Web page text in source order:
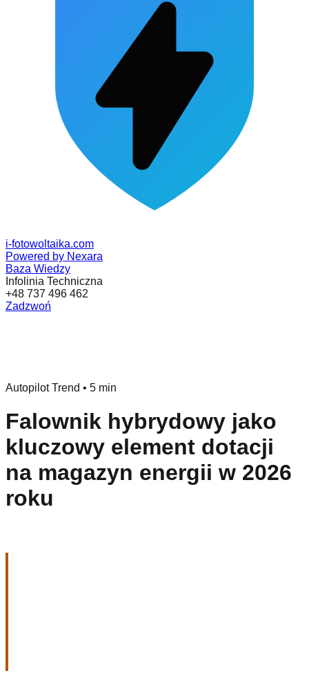
i-fotowoltaika.com
Powered by Nexara
Baza Wiedzy
Infolinia Techniczna
+48 737 496 462
Zadzwoń
Autopilot Trend • 5 min
Falownik hybrydowy jako
kluczowy element dotacji
na magazyn energii w 2026
roku